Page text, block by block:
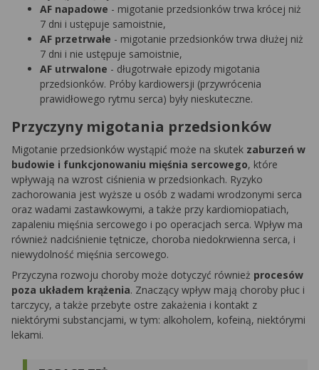
AF napadowe - migotanie przedsionków trwa krócej niż
7 dni i ustępuje samoistnie,
AF przetrwałe - migotanie przedsionków trwa dłużej niż
7 dni i nie ustępuje samoistnie,
AF utrwalone - długotrwałe epizody migotania
przedsionków. Próby kardiowersji (przywrócenia
prawidłowego rytmu serca) były nieskuteczne.
Przyczyny migotania przedsionków
Migotanie przedsionków wystąpić może na skutek zaburzeń w
budowie i funkcjonowaniu mięśnia sercowego, które
wpływają na wzrost ciśnienia w przedsionkach. Ryzyko
zachorowania jest wyższe u osób z wadami wrodzonymi serca
oraz wadami zastawkowymi, a także przy kardiomiopatiach,
zapaleniu mięśnia sercowego i po operacjach serca. Wpływ ma
również nadciśnienie tętnicze, choroba niedokrwienna serca, i
niewydolność mięśnia sercowego.
Przyczyna rozwoju choroby może dotyczyć również procesów
poza układem krążenia. Znaczący wpływ mają choroby płuc i
tarczycy, a także przebyte ostre zakażenia i kontakt z
niektórymi substancjami, w tym: alkoholem, kofeiną, niektórymi
lekami.